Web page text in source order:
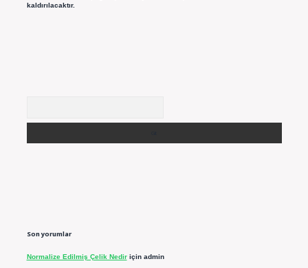
kaldırılacaktır.
Son yorumlar
Normalize Edilmiş Çelik Nediriçin admin